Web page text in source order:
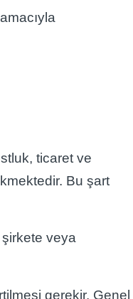
ticaret ve
Bu şart
veya
gerekir. Genel